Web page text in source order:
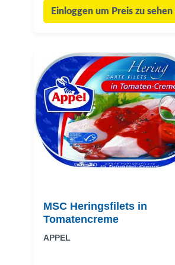
Einloggen um Preis zu sehen
MSC Heringsfilets in
Tomatencreme
APPEL